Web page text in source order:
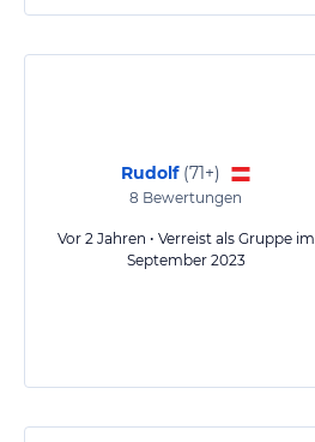
Rudolf (71+)
8 Bewertungen
Vor 2 Jahren • Verreist als Gruppe im
September 2023